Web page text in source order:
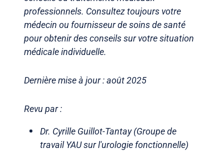
professionnels. Consultez toujours votre
médecin ou fournisseur de soins de santé
pour obtenir des conseils sur votre situation
médicale individuelle.
Dernière mise à jour : août 2025
Revu par :
Dr. Cyrille Guillot-Tantay (Groupe de
travail YAU sur l'urologie fonctionnelle)